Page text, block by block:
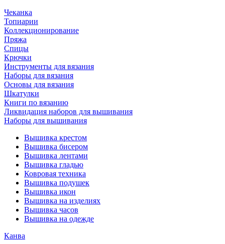
Чеканка
Топиарии
Коллекционирование
Пряжа
Спицы
Крючки
Инструменты для вязания
Наборы для вязания
Основы для вязания
Шкатулки
Книги по вязанию
Ликвидация наборов для вышивания
Наборы для вышивания
Вышивка крестом
Вышивка бисером
Вышивка лентами
Вышивка гладью
Ковровая техника
Вышивка подушек
Вышивка икон
Вышивка на изделиях
Вышивка часов
Вышивка на одежде
Канва